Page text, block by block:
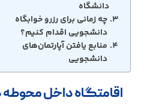
دانشگاه
چه زمانی برای رزرو خوابگاه
دانشجویی اقدام کنیم؟
منابع یافتن آپارتمان‌های
دانشجویی
اقامتگاه داخل